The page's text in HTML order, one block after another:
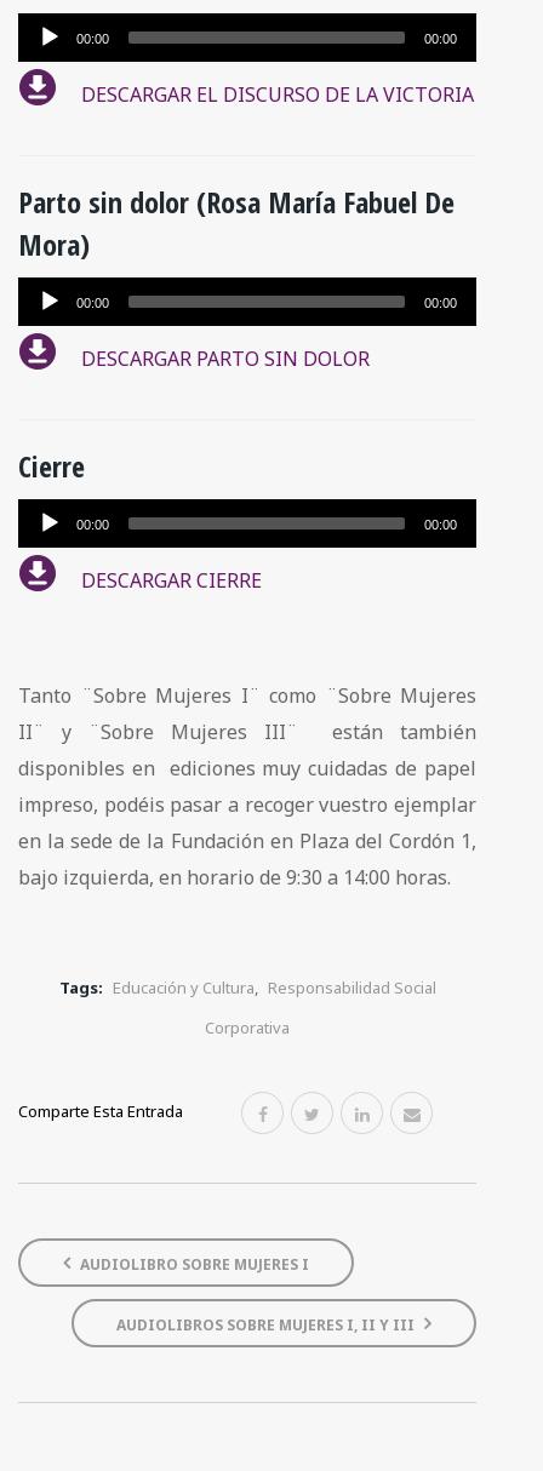
Reproductor
de
audio
00:00 00:00
DESCARGAR EL DISCURSO DE LA VICTORIA
Parto sin dolor (Rosa María Fabuel De
Mora)
Reproductor
de
audio
00:00 00:00
DESCARGAR PARTO SIN DOLOR
Cierre
Reproductor
de
audio
00:00 00:00
DESCARGAR CIERRE
Tanto ¨Sobre Mujeres I¨ como ¨Sobre Mujeres
II¨ y ¨Sobre Mujeres III¨ están también
disponibles en ediciones muy cuidadas de papel
impreso, podéis pasar a recoger vuestro ejemplar
en la sede de la Fundación en Plaza del Cordón 1,
bajo izquierda, en horario de 9:30 a 14:00 horas.
Tags: Educación y Cultura, Responsabilidad Social
Corporativa
Comparte Esta Entrada
AUDIOLIBRO SOBRE MUJERES I
AUDIOLIBROS SOBRE MUJERES I, II Y III